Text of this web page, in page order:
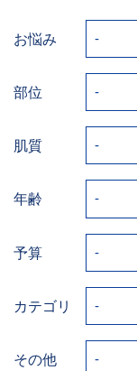
お悩み
部位
肌質
年齢
予算
カテゴリ
その他